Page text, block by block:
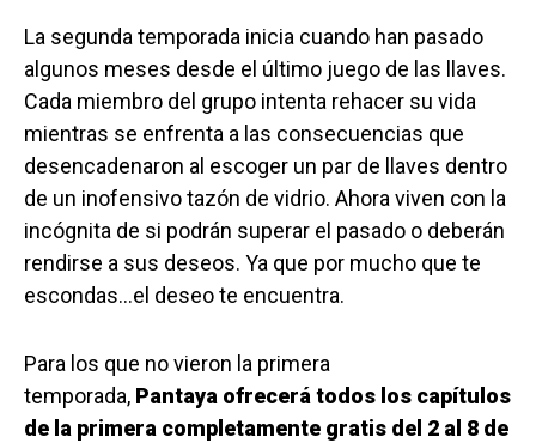
La segunda temporada inicia cuando han pasado
algunos meses desde el último juego de las llaves.
Cada miembro del grupo intenta rehacer su vida
mientras se enfrenta a las consecuencias que
desencadenaron al escoger un par de llaves dentro
de un inofensivo tazón de vidrio. Ahora viven con la
incógnita de si podrán superar el pasado o deberán
rendirse a sus deseos. Ya que por mucho que te
escondas…el deseo te encuentra.
Para los que no vieron la primera
temporada, Pantaya ofrecerá todos los capítulos
de la primera completamente gratis del 2 al 8 de